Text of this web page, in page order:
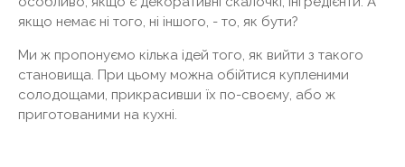
якщо немає ні того, ні іншого, - то, як бути?
Ми ж пропонуємо кілька ідей того, як вийти з такого
становища. При цьому можна обійтися купленими
солодощами, прикрасивши їх по-своєму, або ж
приготованими на кухні.